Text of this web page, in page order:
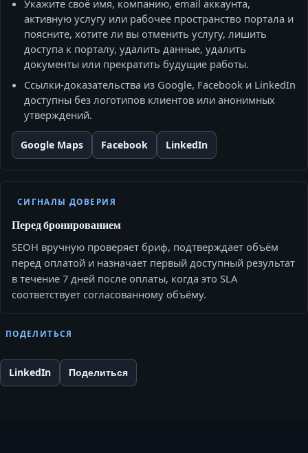
Укажите своё имя, компанию, email аккаунта,
активную услугу или рабочее пространство портала и
поясните, хотите ли вы отменить услугу, лишить
доступа к порталу, удалить данные, удалить
документы или прекратить будущие работы.
Ссылки‑доказательства из Google, Facebook и LinkedIn
доступны без логотипов клиентов или анонимных
утверждений.
Google Maps Facebook LinkedIn
СИГНАЛЫ ДОВЕРИЯ
Перед бронированием
SEOH вручную проверяет бриф, подтверждает объём
перед оплатой и назначает первый доступный результат
в течение 7 дней после оплаты, когда это SLA
соответствует согласованному объёму.
ПОДЕЛИТЬСЯ
LinkedIn Поделиться